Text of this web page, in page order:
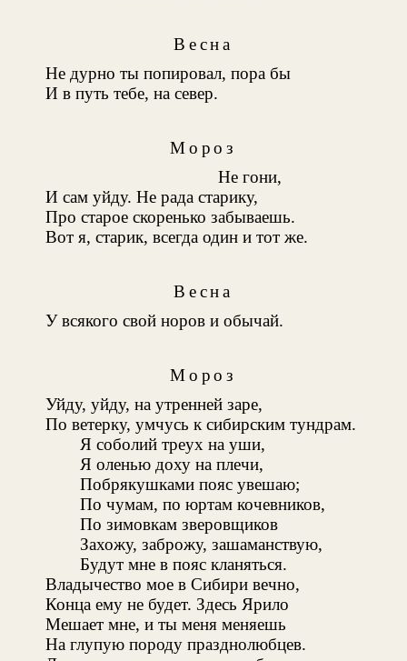
Весна
Не дурно ты попировал, пора бы
И в путь тебе, на север.
Мороз
Не гони,
И сам уйду. Не рада старику,
Про старое скоренько забываешь.
Вот я, старик, всегда один и тот же.
Весна
У всякого свой норов и обычай.
Мороз
Уйду, уйду, на утренней заре,
По ветерку, умчусь к сибирским тундрам.
Я соболий треух на уши,
Я оленью доху на плечи,
Побрякушками пояс увешаю;
По чумам, по юртам кочевников,
По зимовкам зверовщиков
Захожу, заброжу, зашаманствую,
Будут мне в пояс кланяться.
Владычество мое в Сибири вечно,
Конца ему не будет. Здесь Ярило
Мешает мне, и ты меня меняешь
На глупую породу празднолюбцев.